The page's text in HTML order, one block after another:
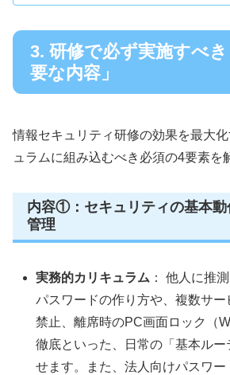
3. 研修で必ず実施すべ
要な内容」
情報セキュリティ研修の効果を最大
ュラムに組み込むべき必須の4要素を
内容①：セキュリティの基本動
管理
実務的カリキュラム ： 他人に推
パスワードの作り方や、複数サー
禁止、離席時のPC画面ロック（
徹底といった、日常の「基本ルー
せます。また、法人向けパスワ